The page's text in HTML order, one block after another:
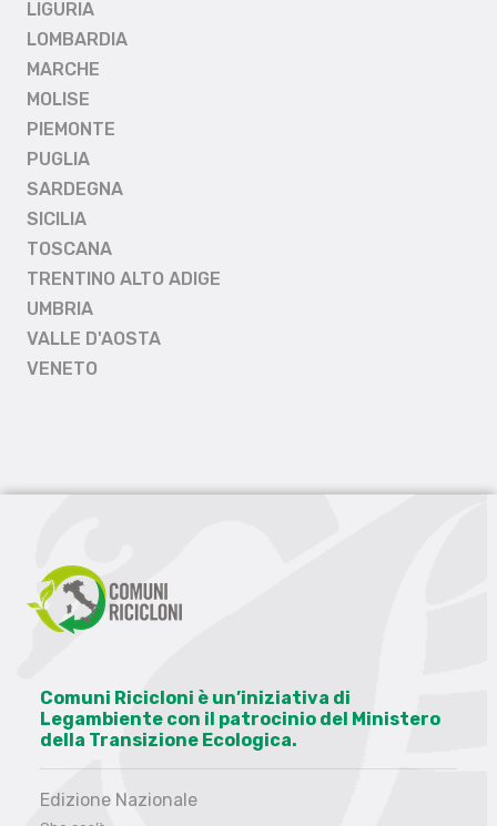
LIGURIA
LOMBARDIA
MARCHE
MOLISE
PIEMONTE
PUGLIA
SARDEGNA
SICILIA
TOSCANA
TRENTINO ALTO ADIGE
UMBRIA
VALLE D'AOSTA
VENETO
Comuni Ricicloni è un’iniziativa di
Legambiente con il patrocinio del Ministero
della Transizione Ecologica.
Edizione Nazionale